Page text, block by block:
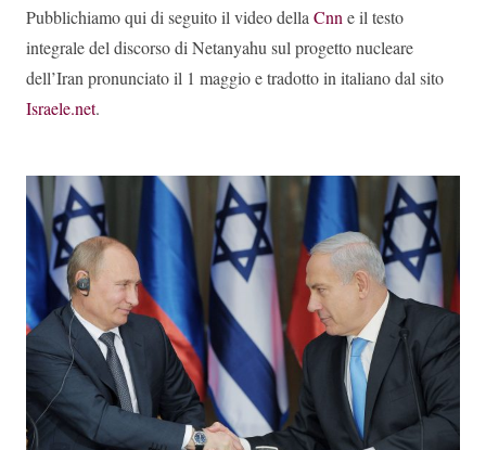
Pubblichiamo qui di seguito il video dellaCnne il testo
integrale del discorso di Netanyahu sul progetto nucleare
dell’Iran pronunciato il 1 maggio e tradotto in italiano dal sito
Israele.net.